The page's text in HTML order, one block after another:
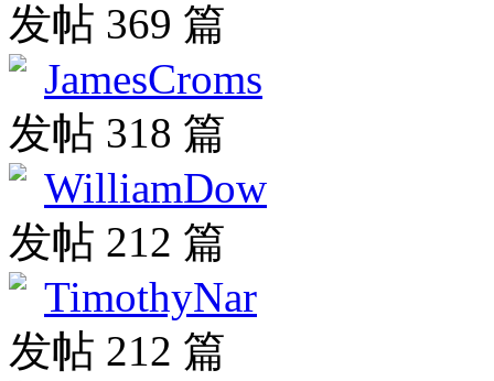
发帖 369 篇
JamesCroms
发帖 318 篇
WilliamDow
发帖 212 篇
TimothyNar
发帖 212 篇